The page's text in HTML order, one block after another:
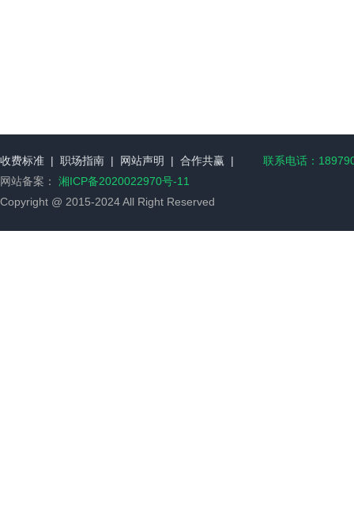
收费标准 | 职场指南 | 网站声明 | 合作共赢 |
联系电话：
网站备案： 湘ICP备2020022970号-11
Copyright @ 2015-2024 All Right Reserved